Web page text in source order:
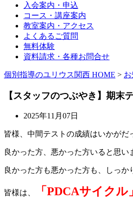
入会案内・申込
コース・講座案内
教室案内・アクセス
よくあるご質問
無料体験
資料請求・各種お問合せ
個別指導のユリウス関西 HOME >
【スタッフのつぶやき】期末
2025年11月07日
皆様、中間テストの成績はいかがだ
良かった方、悪かった方いると思い
良かった方も悪かった方も、しっか
皆様は、 「PDCAサイクル」